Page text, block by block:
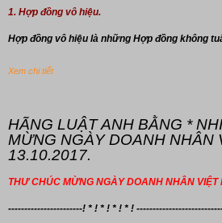
1. Hợp đồng vô hiệu.
Hợp đồng vô hiệu là những Hợp đồng không
Xem chi tiết
HÃNG LUẬT ANH BẰNG *
MỪNG NGÀY DOANH NHÂN
13.10.2017.
THƯ CHÚC MỪNG NGÀY DOANH NHÂN VIỆT
-----------------------! * ! * ! * ! * !